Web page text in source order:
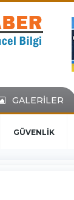
GALERİLER
GÜVENLİK